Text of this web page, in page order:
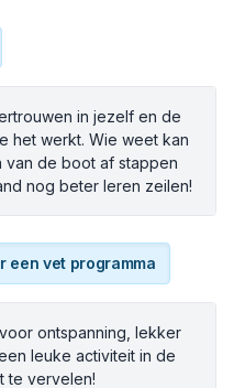
in jezelf en de
het werkt. Wie weet kan
van de boot af stappen
nog beter leren zeilen!
een vet programma
ontspanning, lekker
leuke activiteit in de
te vervelen!